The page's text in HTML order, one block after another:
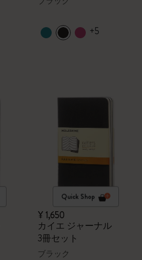
+5
Quick Shop
¥ 1,650
カイエ ジャーナル
3冊セット
ブラック